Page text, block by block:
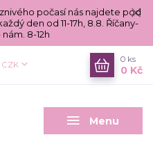
počasí nás najdete pod
den od 11-17h, 8.8. Říčany-
8-12h
Menu
CZK
0 ks
0 Kč